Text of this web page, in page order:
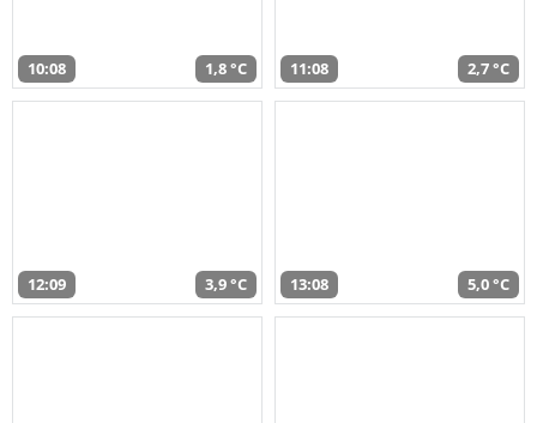
10:08 1,8 °C 11:08 2,7 °C
12:09 3,9 °C 13:08 5,0 °C